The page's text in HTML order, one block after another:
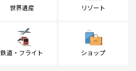
世界遺産 リゾート
鉄道・フライト ショップ